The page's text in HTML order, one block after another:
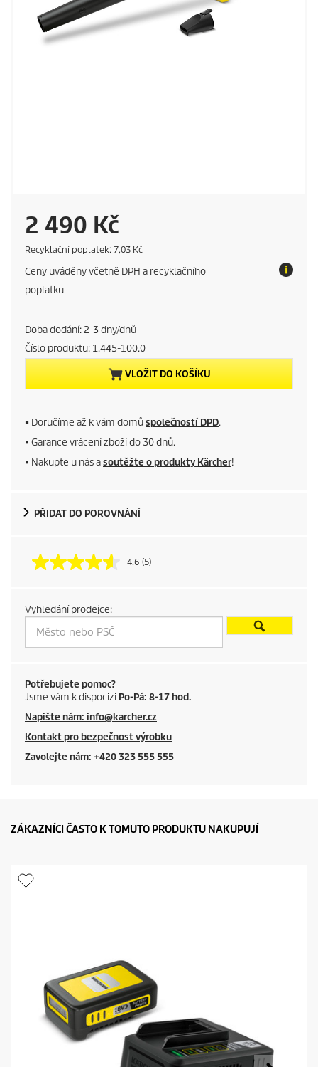
C
u
r
e
n
p
r
d
c
t
p
i
c
e
2 490 Kč
E
o
t
a
Recyklační poplatek: 7,03 Kč
Ceny uváděny včetně DPH a recyklačního
poplatku
Doba dodání: 2-3 dny/dnů
Číslo produktu: 1.445-100.0
VLOŽIT DO KOŠÍKU
■ Doručíme až k vám domůspolečností DPD.
■ Garance vrácení zboží do 30 dnů.
■ Nakupte u nás asoutěžte o produkty Kärcher!
PŘIDAT DO POROVNÁNÍ
4.6 (5)
Vyhledání prodejce:
Potřebujete pomoc?
Jsme vám k dispocizi Po-Pá: 8-17 hod.
Napište nám: info@karcher.cz
Kontakt pro bezpečnost výrobku
Zavolejte nám: +420 323 555 555
ZÁKAZNÍCI ČASTO K TOMUTO PRODUKTU NAKUPUJÍ